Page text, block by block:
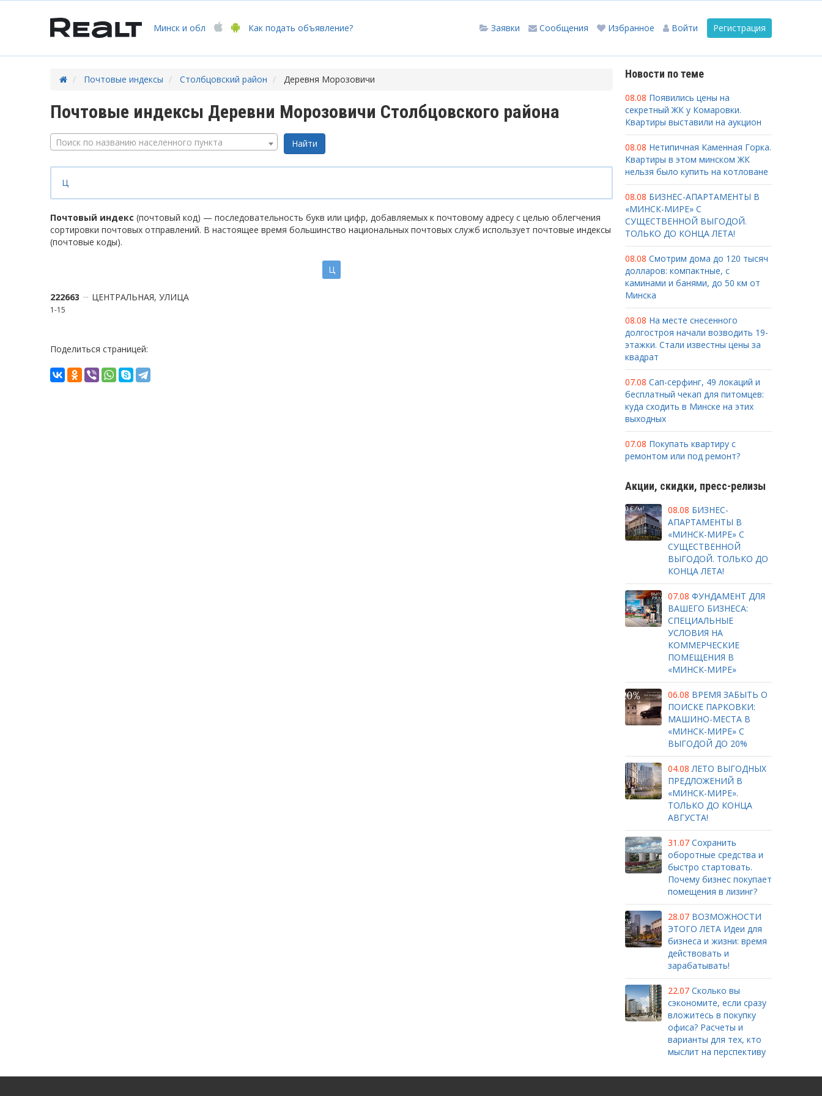
Минск и обл Как подать объявление? Регистрация
Войти
Избранное
Сообщения
Заявки
Почтовые индексы Столбцовский район Деревня Морозовичи
Почтовые индексы Деревни Морозовичи Столбцовского района
Поиск по названию населенного пункта
Ц
Почтовый индекс (почтовый код) — последовательность букв или цифр, добавляемых к почтовому адресу с целью облегчения
сортировки почтовых отправлений. В настоящее время большинство национальных почтовых служб использует почтовые индексы
(почтовые коды).
Ц
222663 ЦЕНТРАЛЬНАЯ, УЛИЦА
1-15
Поделиться страницей:
Новости по теме
08.08 Появились цены на
секретный ЖК у Комаровки.
Квартиры выставили на аукцион
08.08 Нетипичная Каменная Горка.
Квартиры в этом минском ЖК
нельзя было купить на котловане
08.08 БИЗНЕС-АПАРТАМЕНТЫ В
«МИНСК-МИРЕ» С
СУЩЕСТВЕННОЙ ВЫГОДОЙ.
ТОЛЬКО ДО КОНЦА ЛЕТА!
08.08 Смотрим дома до 120 тысяч
долларов: компактные, с
каминами и банями, до 50 км от
Минска
08.08 На месте снесенного
долгостроя начали возводить 19-
этажки. Стали известны цены за
квадрат
07.08 Сап-серфинг, 49 локаций и
бесплатный чекап для питомцев:
куда сходить в Минске на этих
выходных
07.08 Покупать квартиру с
ремонтом или под ремонт?
Акции, скидки, пресс-релизы
08.08 БИЗНЕС-
АПАРТАМЕНТЫ В
«МИНСК-МИРЕ» С
СУЩЕСТВЕННОЙ
ВЫГОДОЙ. ТОЛЬКО ДО
КОНЦА ЛЕТА!
07.08 ФУНДАМЕНТ ДЛЯ
ВАШЕГО БИЗНЕСА:
СПЕЦИАЛЬНЫЕ
УСЛОВИЯ НА
КОММЕРЧЕСКИЕ
ПОМЕЩЕНИЯ В
«МИНСК-МИРЕ»
06.08 ВРЕМЯ ЗАБЫТЬ О
ПОИСКЕ ПАРКОВКИ:
МАШИНО-МЕСТА В
«МИНСК-МИРЕ» С
ВЫГОДОЙ ДО 20%
04.08 ЛЕТО ВЫГОДНЫХ
ПРЕДЛОЖЕНИЙ В
«МИНСК-МИРЕ».
ТОЛЬКО ДО КОНЦА
АВГУСТА!
31.07 Сохранить
оборотные средства и
быстро стартовать.
Почему бизнес покупает
помещения в лизинг?
28.07 ВОЗМОЖНОСТИ
ЭТОГО ЛЕТА Идеи для
бизнеса и жизни: время
действовать и
зарабатывать!
22.07 Сколько вы
сэкономите, если сразу
вложитесь в покупку
офиса? Расчеты и
варианты для тех, кто
мыслит на перспективу